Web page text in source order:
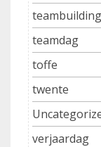
teamdag
toffe
twente
verjaardag